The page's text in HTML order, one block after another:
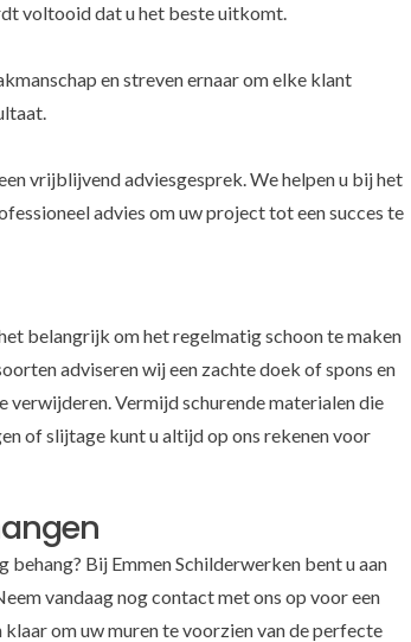
voltooid dat u het beste uitkomt.
en streven ernaar om elke klant
vrijblijvend adviesgesprek. We helpen u bij het
advies om uw project tot een succes te
belangrijk om het regelmatig schoon te maken
adviseren wij een zachte doek of spons en
Vermijd schurende materialen die
of slijtage kunt u altijd op ons rekenen voor
Bij Emmen Schilderwerken bent u aan
vandaag nog contact met ons op voor een
om uw muren te voorzien van de perfecte